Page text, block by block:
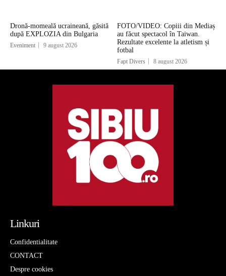
Dronă-momeală ucraineană, găsită
după EXPLOZIA din Bulgaria
Eveniment 9 august 2026
FOTO/VIDEO: Copiii din Mediaș
au făcut spectacol în Taiwan.
Rezultate excelente la atletism și
fotbal
Fapt Divers 8 august 2026
Linkuri
Confidentialitate
CONTACT
Despre cookies